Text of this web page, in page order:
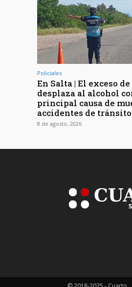
Policiales
En Salta | El exceso
desplaza al alcohol
principal causa de
accidentes de tránsito
8 de agosto, 2026